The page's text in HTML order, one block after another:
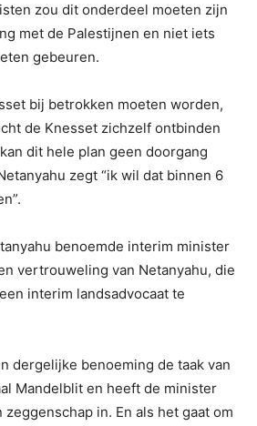
zou dit onderdeel moeten zijn
met de Palestijnen en niet iets
gebeuren.
bij betrokken moeten worden,
de Knesset zichzelf ontbinden
dit hele plan geen doorgang
zegt “ik wil dat binnen 6
benoemde interim minister
vertrouweling van Netanyahu, die
interim landsadvocaat te
dergelijke benoeming de taak van
Mandelblit en heeft de minister
in. En als het gaat om